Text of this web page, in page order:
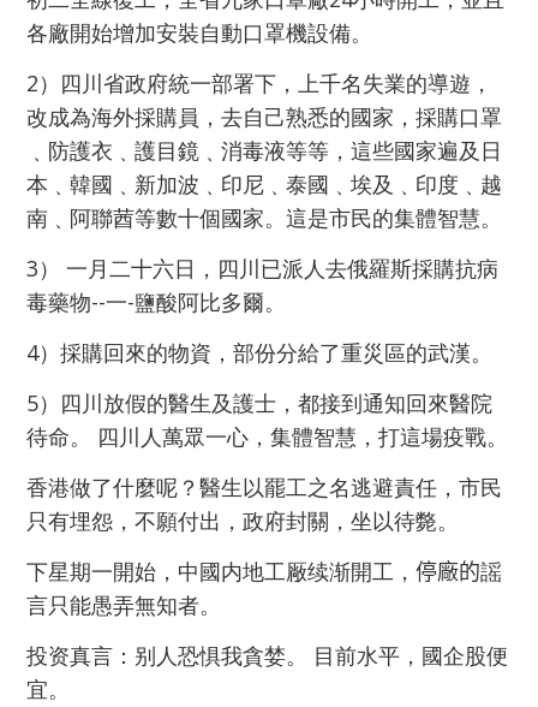
各廠開始增加安裝自動口罩機設備。
2）四川省政府統一部署下，上千名失業的導遊，
改成為海外採購員，去自己熟悉的國家，採購口罩
﹑防護衣﹑護目鏡﹑消毒液等等，這些國家遍及日
本﹑韓國﹑新加波﹑印尼﹑泰國﹑埃及﹑印度﹑越
南﹑阿聯莤等數十個國家。這是市民的集體智慧。
3） 一月二十六日，四川已派人去俄羅斯採購抗病
毒藥物--一-鹽酸阿比多爾。
4）採購回來的物資，部份分給了重災區的武漢。
5）四川放假的醫生及護士，都接到通知回來醫院
待命。 四川人萬眾一心，集體智慧，打這場疫戰。
香港做了什麼呢？醫生以罷工之名逃避責任，市民
只有埋怨，不願付出，政府封關，坐以待斃。
下星期一開始，中國内地工厰续渐開工，停廠的謡
言只能愚弄無知者。
投资真言：别人恐惧我貪婪。 目前水平，國企股便
宜。